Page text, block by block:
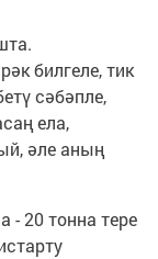
билгеле, тик
сәбәпле,
ела,
әле аның
20 тонна тере